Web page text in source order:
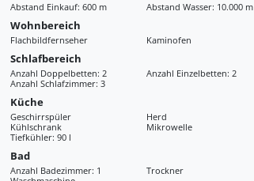
Abstand Einkauf: 600 m Abstand Wasser: 10.000 m
Wohnbereich
Flachbildfernseher Kaminofen
Schlafbereich
Anzahl Doppelbetten: 2
Anzahl Einzelbetten: 2
Anzahl Schlafzimmer: 3
Küche
Geschirrspüler
Herd
Kühlschrank
Mikrowelle
Tiefkühler: 90 l
Bad
Anzahl Badezimmer: 1
Trockner